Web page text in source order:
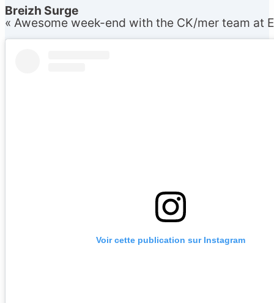
Breizh Surge
« Awesome week-end with the CK/mer team at
Voir cette publication sur Instagram